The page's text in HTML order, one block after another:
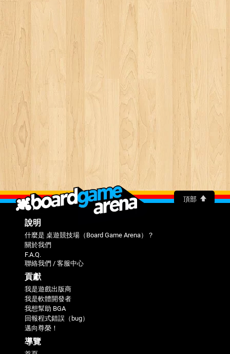
頂部
說明
什麼是 桌遊競技場（Board Game Arena）？
關於我們
F.A.Q.
聯絡我們 / 客服中心
貢獻
我是遊戲出版商
我是軟體開發者
我想幫助 BGA
回報程式錯誤（bug）
邁向尊榮！
導覽